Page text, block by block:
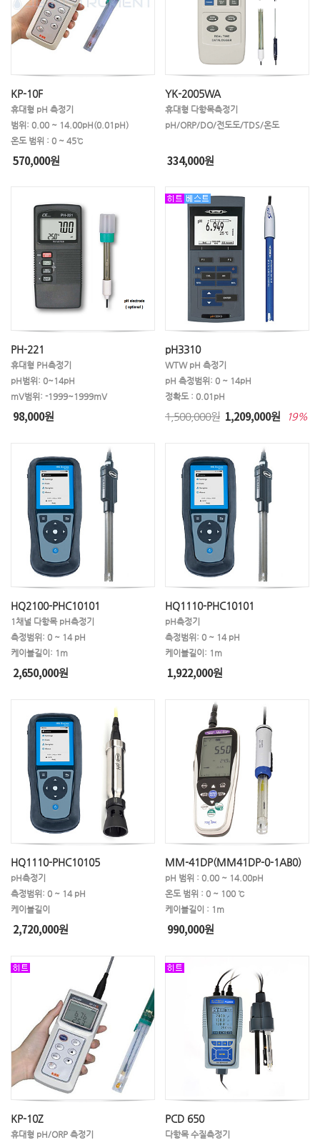
비중계 기타 악세사리
KP-10F
휴대형 pH 측정기
범위: 0.00 ~ 14.00pH(0.01pH)
온도 범위 : 0 ~ 45℃
570,000원
YK-2005WA
휴대형 다항목측정기
pH/ORP/DO/전도도/TDS/온도
334,000원
PH-221
휴대형 PH측정기
pH범위: 0~14pH
mV범위: -1999~1999mV
98,000원
pH3310
WTW pH 측정기
pH 측정범위: 0 ~ 14pH
정확도 : 0.01pH
1,500,000원 1,209,000원 19%
HQ2100-PHC10101
1채널 다항목 pH측정기
측정범위: 0 ~ 14 pH
케이블길이: 1m
2,650,000원
HQ1110-PHC10101
pH측정기
측정범위: 0 ~ 14 pH
케이블길이: 1m
1,922,000원
HQ1110-PHC10105
pH측정기
측정범위: 0 ~ 14 pH
케이블길이
2,720,000원
MM-41DP(MM41DP-0-1AB0)
pH 범위 : 0.00 ~ 14.00pH
온도 범위 : 0 ~ 100 ℃
케이블길이 : 1m
990,000원
KP-10Z
휴대형 pH/ORP 측정기
PCD 650
다항목 수질측정기